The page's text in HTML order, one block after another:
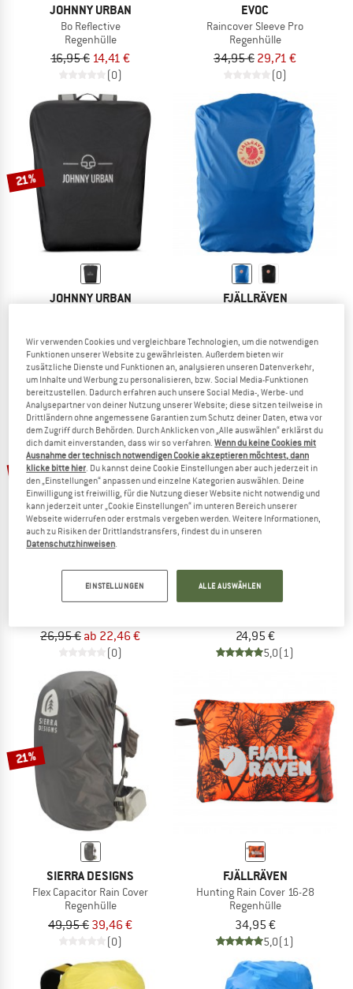
JOHNNY URBAN
Bo Reflective
Regenhülle
16,95 € 14,41 €
(0)
EVOC
Raincover Sleeve Pro
Regenhülle
34,95 € 29,71 €
(0)
21%
JOHNNY URBAN
14,95 €11,81 €
(0)
FJÄLLRÄVEN
24,95 €
4,8(6)
bis 25%
EVOC
Raincover Sleeve
26,95 € ab 22,46 €
(0)
FJÄLLRÄVEN
Kånken Rain Cover Mini
24,95 €
5,0(1)
21%
SIERRA DESIGNS
Flex Capacitor Rain Cover
Regenhülle
49,95 € 39,46 €
(0)
FJÄLLRÄVEN
Hunting Rain Cover 16-28
Regenhülle
34,95 €
5,0(1)
Wir verwenden Cookies und vergleichbare Technologien, um die notwendigen
Funktionen unserer Website zu gewährleisten. Außerdem bieten wir
zusätzliche Dienste und Funktionen an, analysieren unseren Datenverkehr,
um Inhalte und Werbung zu personalisieren, bzw. Social Media-Funktionen
bereitzustellen. Dadurch erfahren auch unsere Social Media-, Werbe- und
Analysepartner von deiner Nutzung unserer Website; diese sitzen teilweise in
Drittländern ohne angemessene Garantien zum Schutz deiner Daten, etwa vor
dem Zugriff durch Behörden. Durch Anklicken von „Alle auswählen“ erklärst du
dich damit einverstanden, dass wir so verfahren.Wenn du keine Cookies mit
Ausnahme der technisch notwendigen Cookie akzeptieren möchtest, dann
klicke bitte hier. Du kannst deine Cookie Einstellungen aber auch jederzeit in
den „Einstellungen“ anpassen und einzelne Kategorien auswählen. Deine
Einwilligung ist freiwillig, für die Nutzung dieser Website nicht notwendig und
kann jederzeit unter „Cookie Einstellungen“ im unteren Bereich unserer
Webseite widerrufen oder erstmals vergeben werden. Weitere Informationen,
auch zu Risiken der Drittlandstransfers, findest du in unseren
Datenschutzhinweisen.
EINSTELLUNGEN ALLE AUSWÄHLEN